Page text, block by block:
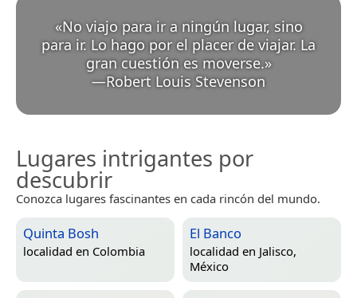
«No viajo para ir a ningún lugar, sino
para ir. Lo hago por el placer de viajar. La
gran cuestión es moverse. »
—Robert Louis Stevenson
Lugares intrigantes por
descubrir
Conozca lugares fascinantes en cada rincón del mundo.
Quinta Bosh
localidad en Colombia
El Banco
localidad en Jalisco,
México